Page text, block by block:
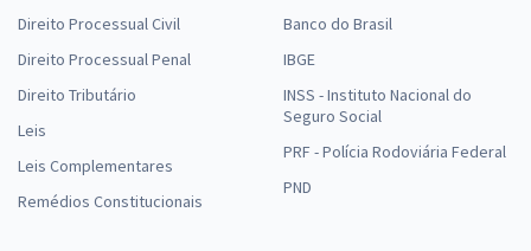
Direito Processual Civil
Direito Processual Penal
Direito Tributário
Leis
Leis Complementares
Remédios Constitucionais
Banco do Brasil
IBGE
INSS - Instituto Nacional do
Seguro Social
PRF - Polícia Rodoviária Federal
PND